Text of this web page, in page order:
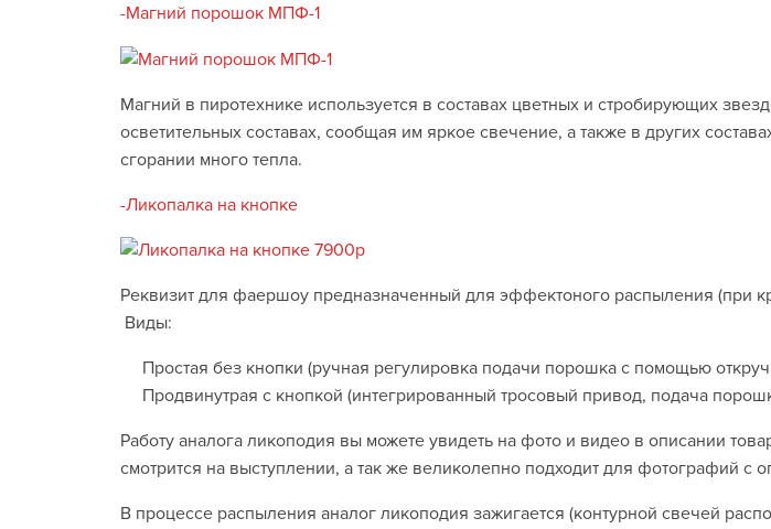
-Магний порошок МПФ-1
Магний в пиротехнике используется в составах цветных и стробирующих
осветительных составах, сообщая им яркое свечение, а также в других
сгорании много тепла.
-Ликопалка на кнопке
Реквизит для фаершоу предназначенный для эффектоного распыления (при
Виды:
Простая без кнопки (ручная регулировка подачи порошка с помощью
Продвинутрая с кнопкой (интегрированный тросовый привод, подача
Работу аналога ликоподия вы можете увидеть на фото и видео в описании
смотрится на выступлении, а так же великолепно подходит для фотографий с
В процессе распыления аналог ликоподия зажигается (контурной свечей